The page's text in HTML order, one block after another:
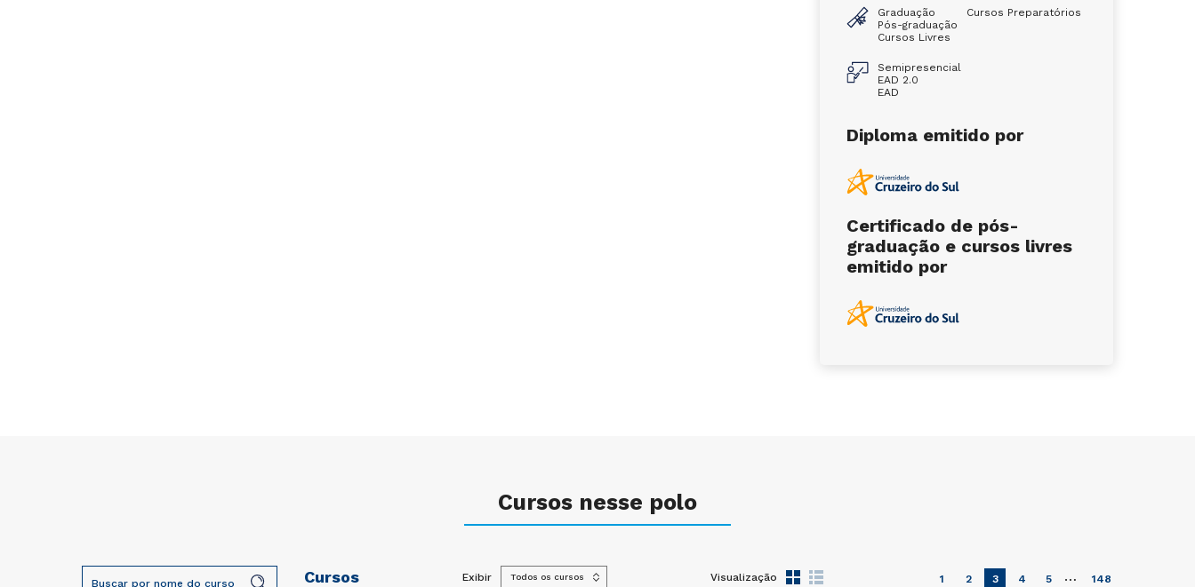
Graduação
Pós-graduação
Cursos Livres
Cursos Preparatórios
Semipresencial
EAD 2.0
EAD
Diploma emitido por
Certificado de pós-
graduação e cursos livres
emitido por
Cursos nesse polo
Cursos Exibir Visualização 1 2 3 4 5 … 148